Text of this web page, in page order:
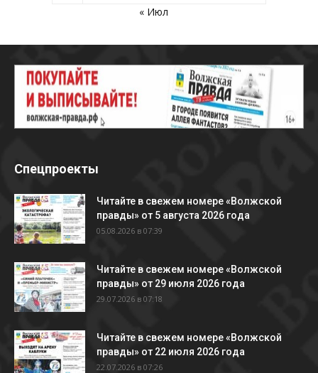
« Июл
Спецпроекты
Читайте в свежем номере «Волжской
правды» от 5 августа 2026 года
05.08.2026 в 07:39
Читайте в свежем номере «Волжской
правды» от 29 июля 2026 года
29.07.2026 в 07:18
Читайте в свежем номере «Волжской
правды» от 22 июля 2026 года
22.07.2026 в 07:26